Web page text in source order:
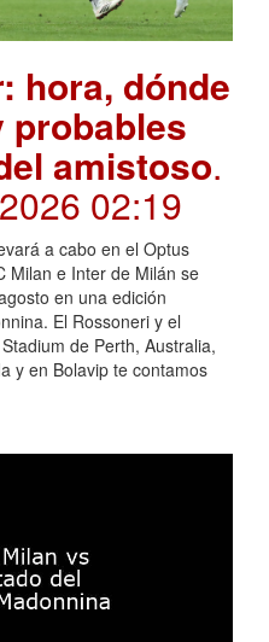
hora, dónde
probables
amistoso.
02:19
a cabo en el Optus
Milan e Inter de Milán se
en una edición
El Rossoneri y el
de Perth, Australia,
y en Bolavip te contamos